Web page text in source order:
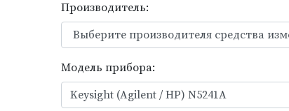
Производитель:
Модель прибора: